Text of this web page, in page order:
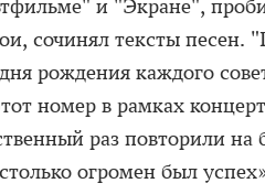
и "Экране",
сочинял тексты песен.
рождения каждого
номер в рамках
раз повторили на
огромен был